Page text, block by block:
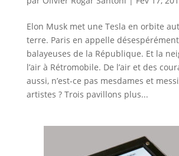
Elon Musk met une Tesla en orbite
terre. Paris en appelle
balayeuses de la République. Et la
l’air à Rétromobile. De l’air et des
aussi, n’est-ce pas mesdames et
artistes ? Trois pavillons plus...